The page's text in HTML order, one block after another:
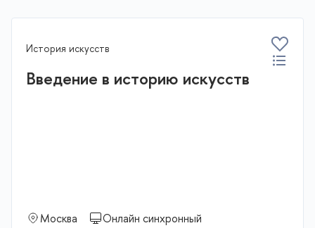
История искусств
Введение в историю искусств
Москва
Онлайн синхронный